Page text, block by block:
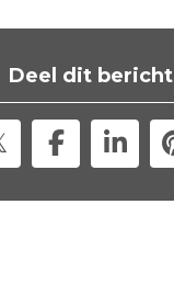
Deel dit bericht